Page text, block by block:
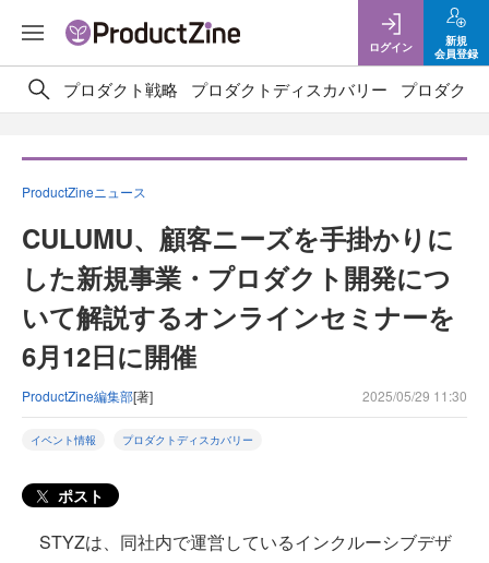
ログイン
新規
会員登録
プロダクト戦略 プロダクトディスカバリー プロダクト
ProductZineニュース
CULUMU、顧客ニーズを手掛かりに
した新規事業・プロダクト開発につ
いて解説するオンラインセミナーを
6月12日に開催
ProductZine編集部[著] 2025/05/29 11:30
イベント情報 プロダクトディスカバリー
ポスト
STYZは、同社内で運営しているインクルーシブデザ